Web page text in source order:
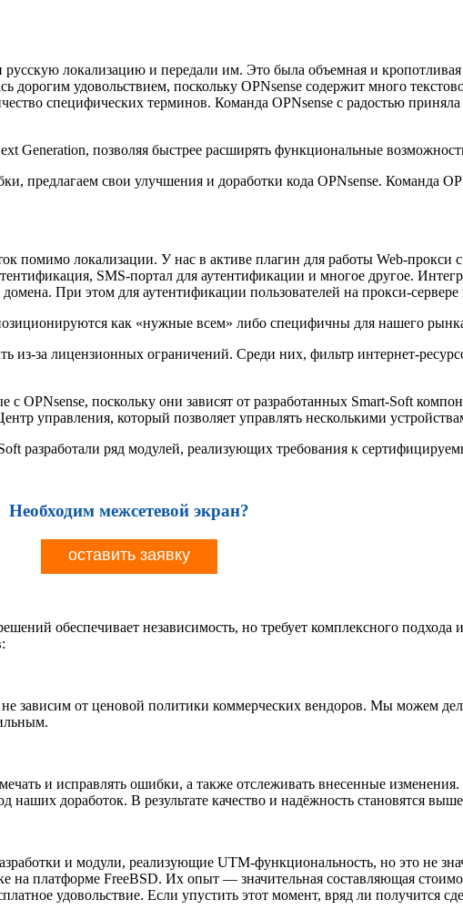
локализацию и передали им. Это была объемная и
дорогим удовольствием, поскольку OPNsense содержит много
специфических терминов. Команда OPNsense с радостью
Generation, позволяя быстрее расширять функциональные
предлагаем свои улучшения и доработки кода OPNsense. Команда
помимо локализации. У нас в активе плагин для работы Web-прокси
SMS-портал для аутентификации и многое другое.
При этом для аутентификации пользователей на прокси-
как «нужные всем» либо специфичны для нашего
из-за лицензионных ограничений. Среди них, фильтр интернет-
OPNsense, поскольку они зависят от разработанных Smart-Soft
управления, который позволяет управлять несколькими
разработали ряд модулей, реализующих требования к
Необходим межсетевой экран?
оставить заявку
обеспечивает независимость, но требует комплексного
зависим от ценовой политики коммерческих вендоров. Мы можем
и исправлять ошибки, а также отслеживать внесенные
доработок. В результате качество и надёжность становятся
и модули, реализующие UTM-функциональность, но это не
на платформе FreeBSD. Их опыт — значительная составляющая
удовольствие. Если упустить этот момент, вряд ли получится